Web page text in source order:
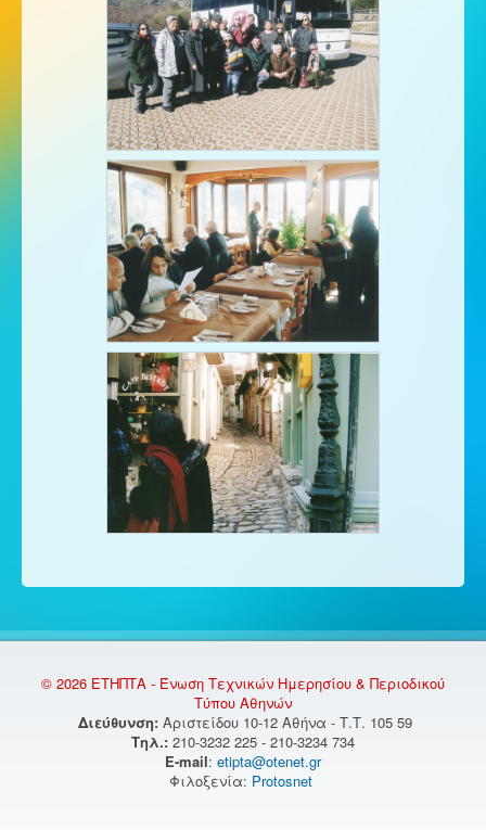
© 2026 ΕΤΗΠΤΑ - Ένωση Τεχνικών Ημερησίου & Περιοδικού
Τύπου Αθηνών
Διεύθυνση: Αριστείδου 10-12 Αθήνα - Τ.Τ. 105 59
Τηλ.: 210-3232 225 - 210-3234 734
E-mail: etipta@otenet.gr
Φιλοξενία: Protosnet